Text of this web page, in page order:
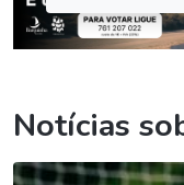
Notícias